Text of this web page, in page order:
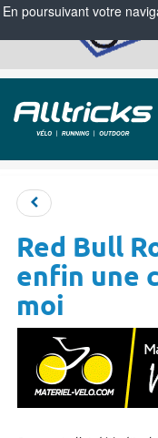
Red Bull
enfin une
moi
En poursuivant votre